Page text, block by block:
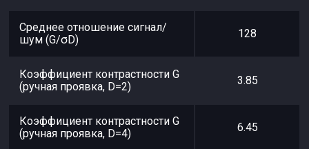
Среднее отношение сигнал/
шум (G/σD)
128
Коэффициент контрастности G
(ручная проявка, D=2)
3.85
Коэффициент контрастности G
(ручная проявка, D=4)
6.45